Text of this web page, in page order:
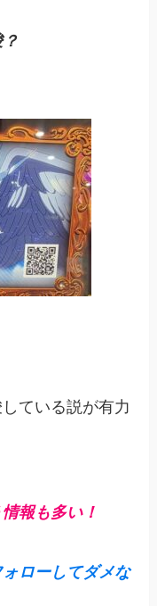
ている説が有力
報も多い！
ローしてダメな